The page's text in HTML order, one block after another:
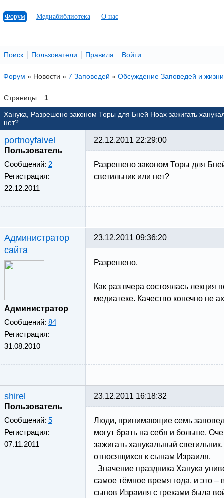
Форум Медиабиблиотека О нас
Поиск Пользователи Правила Войти
Форум » Новости »7 Заповедей »Обсуждение Заповедей и
Страницы: 1
Ханука, Разрешено законом Торы для Бней Ноах зажигать
нет?
portnoyfaivel
Пользователь
Сообщений: 2
Регистрация:
22.12.2011
22.12.2011 22:29:00
Разрешено законом Торы для
светильник или нет?
Администратор
сайта
Администратор
Сообщений: 84
Регистрация:
31.08.2010
23.12.2011 09:36:20
Разрешено.
Как раз вчера состоялась лекция
медиатеке. Качество конечно не
shirel
Пользователь
Сообщений: 5
Регистрация:
07.11.2011
23.12.2011 16:18:32
Люди, принимающие семь
могут брать на себя и больше.
зажигать ханукальный
относящихся к сынам Израиля.
Значение праздника Ханука
самое тёмное время года, и это –
сынов Израиля с греками была